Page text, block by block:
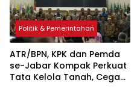
Politik & Pemerintahan
ATR/BPN, KPK dan Pemda
se-Jabar Kompak Perkuat
Tata Kelola Tanah, Cegah